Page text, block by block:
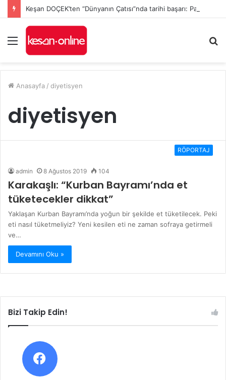
Menü
...
Anasayfa / diyetisyen
diyetisyen
RÖPORTAJ
admin 8 Ağustos 2019 104
Karakaşlı: “Kurban Bayramı’nda et
tüketecekler dikkat”
Yaklaşan Kurban Bayramı’nda yoğun bir şekilde et tüketilecek. Peki
eti nasıl tüketmeliyiz? Yeni kesilen eti ne zaman sofraya getirmeli
ve…
Devamını Oku »
Bizi Takip Edin!